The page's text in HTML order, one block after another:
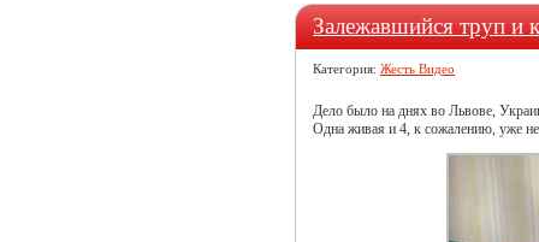
Залежавшийся труп и
Категория: Жесть Видео
Дело было на днях во Львове,
Одна живая и 4, к сожалению, уже